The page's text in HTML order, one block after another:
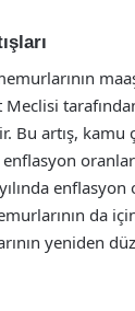
artış, kamu
enflasyon
da
yeniden